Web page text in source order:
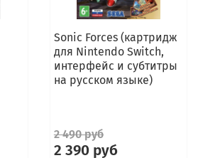
Sonic Forces (картридж
для Nintendo Switch,
интерфейс и субтитры
на русском языке)
2 490 руб
2 390 руб